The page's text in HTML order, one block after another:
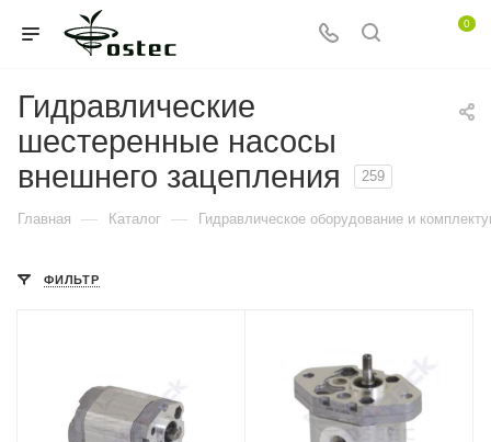
0
Гидравлические
шестеренные насосы
внешнего зацепления
259
Главная — Каталог — Гидравлическое оборудование и
ФИЛЬТР